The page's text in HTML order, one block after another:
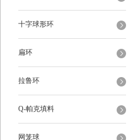
十字球形环
扁环
拉鲁环
Q-帕克填料
网笼球